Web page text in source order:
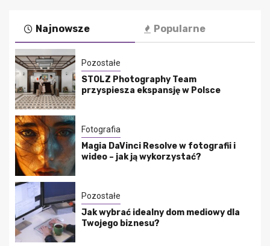
Najnowsze Popularne
Pozostałe
STOLZ Photography Team
przyspiesza ekspansję w Polsce
Fotografia
Magia DaVinci Resolve w fotografii i
wideo – jak ją wykorzystać?
Pozostałe
Jak wybrać idealny dom mediowy dla
Twojego biznesu?